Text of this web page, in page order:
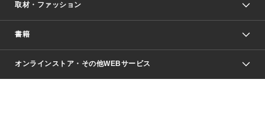
少年マンガ
Vジャンプ
週刊ヤングジャンプ
取材・ファッション
Seventeen
芸能・情報・スポーツ
書籍
文芸・文庫・総合
オンラインストア・その他WEBサービス